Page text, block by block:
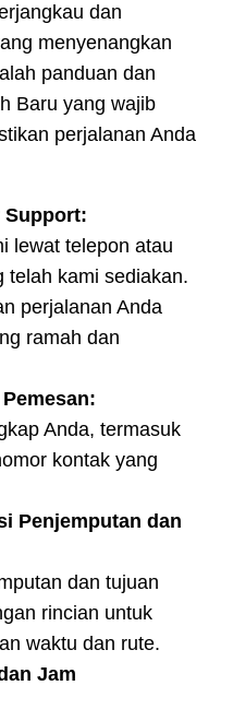
dan
menyenangkan
panduan dan
Baru yang wajib
perjalanan Anda
Support:
lewat telepon atau
telah kami sediakan.
perjalanan Anda
ramah dan
Anda, termasuk
kontak yang
Penjemputan dan
dan tujuan
rincian untuk
waktu dan rute.
Jam